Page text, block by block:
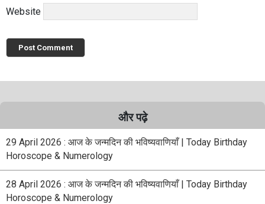
Website
और पढ़े
29 April 2026 : आज के जन्मदिन की भविष्यवाणियाँ | Today Birthday
Horoscope & Numerology
28 April 2026 : आज के जन्मदिन की भविष्यवाणियाँ | Today Birthday
Horoscope & Numerology